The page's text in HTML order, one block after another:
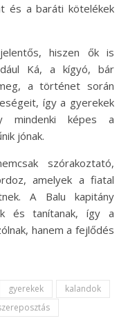
és a baráti kötelékek
hiszen ők is
Ká, a kígyó, bár
a történet során
így a gyerekek
mindenki képes a
jónak.
szórakoztató,
amelyek a fiatal
A Balu kapitány
és tanítanak, így a
hanem a fejlődés
gyerekek
kalandok